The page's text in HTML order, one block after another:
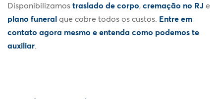
Disponibilizamos traslado de corpo, cremação no RJ e
plano funeral que cobre todos os custos. Entre em
contato agora mesmo e entenda como podemos te
auxiliar.